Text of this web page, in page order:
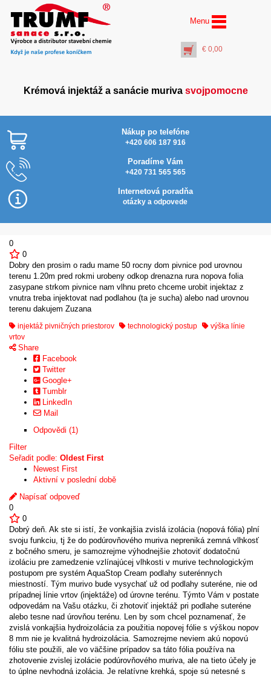
Menu
€ 0,00
Krémová injektáž a sanácie muriva svojpomocne
Nákup po telefóne
+420 606 187 916
Poradíme Vám
+420 731 565 565
Internetová poradňa
otázky a odpovede
0
0
Dobry den prosim o radu mame 50 rocny dom pivnice pod urovnou
terenu 1.20m pred rokmi urobeny odkop drenazna rura nopova folia
zasypane strkom pivnice nam vlhnu preto chceme urobit injektaz z
vnutra treba injektovat nad podlahou (ta je sucha) alebo nad urovnou
terenu dakujem Zuzana
injektáž pivničných priestorov technologický postup
výška línie
vrtov
Share
Facebook
Twitter
Google+
Tumblr
LinkedIn
Mail
Odpovědi (1)
Filter
Seřadit podle: Oldest First
Newest First
Aktivní v poslední době
Napísať odpoveď
0
0
Dobrý deň. Ak ste si istí, že vonkajšia zvislá izolácia (nopová fólia) plní
svoju funkciu, tj že do podúrovňového muriva nepreniká zemná vlhkosť
z bočného smeru, je samozrejme výhodnejšie zhotoviť dodatočnú
izoláciu pre zamedzenie vzlínajúcej vlhkosti v murive technologickým
postupom pre systém AquaStop Cream podlahy suterénnych
miestností. Tým murivo bude vysychať už od podlahy suteréne, nie od
prípadnej línie vrtov (injektáže) od úrovne terénu. Týmto Vám v postate
odpovedám na Vašu otázku, či zhotoviť injektáž pri podlahe suteréne
alebo tesne nad úrovňou terénu. Len by som chcel poznamenať, že
zvislá vonkajšia hydroizolácia za použitia nopovej fólie s výškou nopov
8 mm nie je kvalitná hydroizolácia. Samozrejme neviem akú nopovú
fóliu ste použili, ale vo väčšine prípadov sa táto fólia používa na
zhotovenie zvislej izolácie podúrovňového muriva, ale na tieto účely je
to úplne nevhodná izolácia. Je relatívne krehká, spoje sú netesné s
Nylonové rukavice
máčané v latexovej
pene, veľ. 10
+ PŘIDAT DO KOŠÍKU